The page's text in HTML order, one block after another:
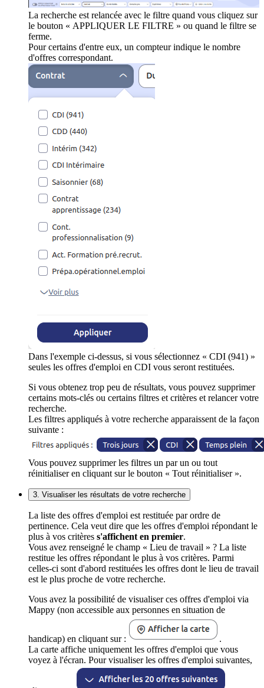
La recherche est relancée avec le filtre quand vous cliquez sur
le bouton « APPLIQUER LE FILTRE » ou quand le filtre se
ferme.
Pour certains d'entre eux, un compteur indique le nombre
d'offres correspondant.
Dans l'exemple ci-dessus, si vous sélectionnez « CDI (941) »
seules les offres d'emploi en CDI vous seront restituées.
Si vous obtenez trop peu de résultats, vous pouvez supprimer
certains mots-clés ou certains filtres et critères et relancer votre
recherche.
Les filtres appliqués à votre recherche apparaissent de la façon
suivante :
Vous pouvez supprimer les filtres un par un ou tout
réinitialiser en cliquant sur le bouton « Tout réinitialiser ».
3. Visualiser les résultats de votre recherche
La liste des offres d'emploi est restituée par ordre de
pertinence. Cela veut dire que les offres d'emploi répondant le
plus à vos critères s'affichent en premier.
Vous avez renseigné le champ « Lieu de travail » ? La liste
restitue les offres répondant le plus à vos critères. Parmi
celles-ci sont d'abord restituées les offres dont le lieu de travail
est le plus proche de votre recherche.
Vous avez la possibilité de visualiser ces offres d'emploi via
Mappy (non accessible aux personnes en situation de
handicap) en cliquant sur :
.
La carte affiche uniquement les offres d'emploi que vous
voyez à l'écran. Pour visualiser les offres d'emploi suivantes,